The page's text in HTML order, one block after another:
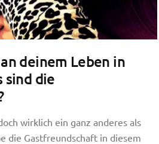
deinem Leben in
sind die
wirklich ein ganz anderes als
die Gastfreundschaft in diesem